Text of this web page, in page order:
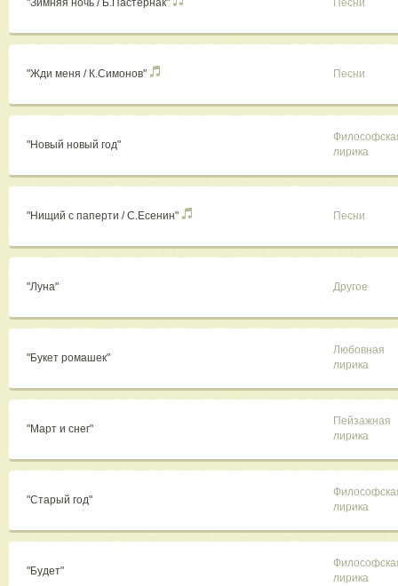
"Зимняя ночь / Б.Пастернак" Песни
"Жди меня / К.Симонов" Песни
"Новый новый год"
лирика
"Нищий с паперти / С.Есенин" Песни
"Луна" Другое
"Букет ромашек"
Любовная
лирика
"Март и снег"
Пейзажная
лирика
"Старый год"
лирика
"Будет"
лирика